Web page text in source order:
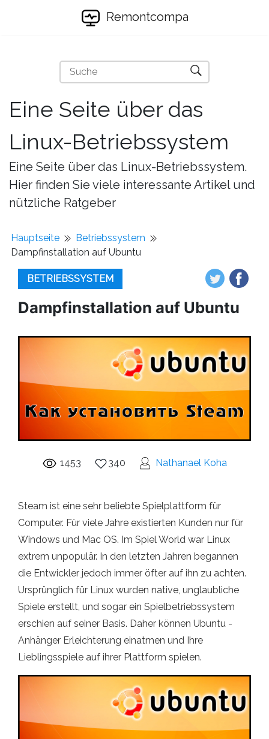
Remontcompa
Eine Seite über das
Linux-Betriebssystem
Eine Seite über das Linux-Betriebssystem.
Hier finden Sie viele interessante Artikel und
nützliche Ratgeber
Hauptseite
Betriebssystem
Dampfinstallation auf Ubuntu
BETRIEBSSYSTEM
Dampfinstallation auf Ubuntu
1453 340 Nathanael Koha
Steam ist eine sehr beliebte Spielplattform für
Computer. Für viele Jahre existierten Kunden nur für
Windows und Mac OS. Im Spiel World war Linux
extrem unpopulär. In den letzten Jahren begannen
die Entwickler jedoch immer öfter auf ihn zu achten.
Ursprünglich für Linux wurden native, unglaubliche
Spiele erstellt, und sogar ein Spielbetriebssystem
erschien auf seiner Basis. Daher können Ubuntu -
Anhänger Erleichterung einatmen und Ihre
Lieblingsspiele auf ihrer Plattform spielen.